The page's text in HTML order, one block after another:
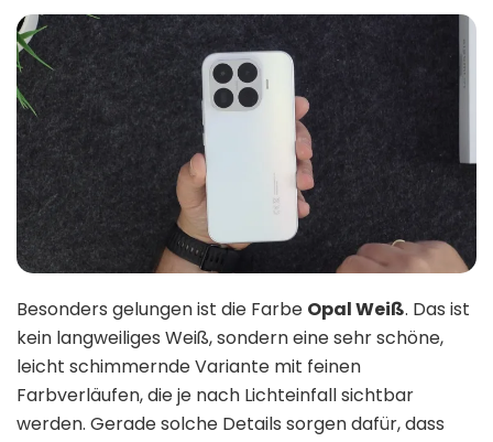
Besonders gelungen ist die Farbe Opal Weiß. Das ist
kein langweiliges Weiß, sondern eine sehr schöne,
leicht schimmernde Variante mit feinen
Farbverläufen, die je nach Lichteinfall sichtbar
werden. Gerade solche Details sorgen dafür, dass